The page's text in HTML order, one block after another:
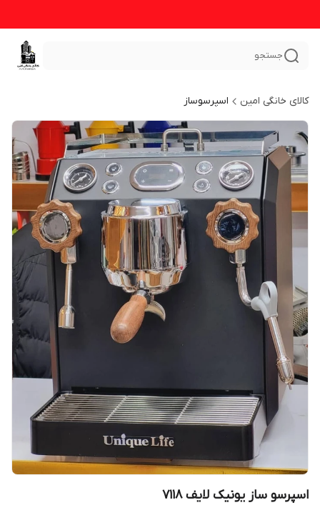
جستجو
کالای خانگی امین اسپرسوساز
اسپرسو ساز یونیک لایف 7118